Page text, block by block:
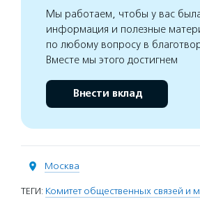
Мы работаем, чтобы у вас была
информация и полезные
по любому вопросу в
Вместе мы этого достигнем
Внести вклад
Москва
ТЕГИ: Комитет общественных связей и